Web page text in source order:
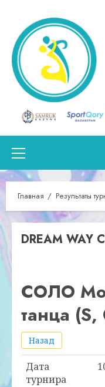
содержимому
Основное
меню
Главная Результаты
DREAM WAY
СОЛО
танца (S,
Назад
Дата
турнира